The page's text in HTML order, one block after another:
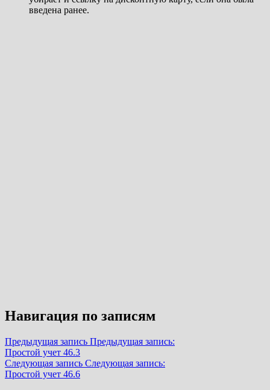
введена ранее.
Навигация по записям
Предыдущая запись Предыдущая запись:
Простой учет 46.3
Следующая запись Следующая запись:
Простой учет 46.6